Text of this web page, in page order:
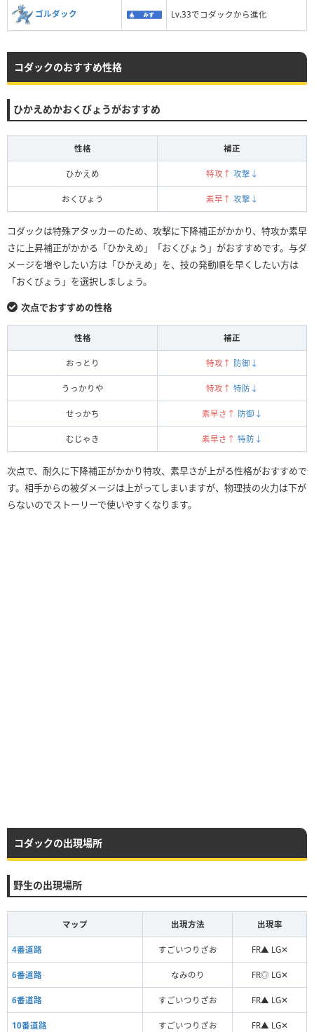
ゴルダック Lv.33でコダックから進化
コダックのおすすめ性格
ひかえめかおくびょうがおすすめ
性格 補正
ひかえめ 特攻↑ 攻撃↓
おくびょう 素早↑ 攻撃↓
コダックは特殊アタッカーのため、攻撃に下降補正がかかり、特攻か素早
さに上昇補正がかかる「ひかえめ」「おくびょう」がおすすめです。与ダ
メージを増やしたい方は「ひかえめ」を、技の発動順を早くしたい方は
「おくびょう」を選択しましょう。
次点でおすすめの性格
性格 補正
おっとり 特攻↑ 防御↓
うっかりや 特攻↑ 特防↓
せっかち 素早さ↑ 防御↓
むじゃき 素早さ↑ 特防↓
次点で、耐久に下降補正がかかり特攻、素早さが上がる性格がおすすめで
す。相手からの被ダメージは上がってしまいますが、物理技の火力は下が
らないのでストーリーで使いやすくなります。
コダックの出現場所
野生の出現場所
マップ 出現方法 出現率
4番道路 すごいつりざお FR▲ LG✕
6番道路 なみのり FR◎ LG✕
6番道路 すごいつりざお FR▲ LG✕
10番道路 すごいつりざお FR▲ LG✕